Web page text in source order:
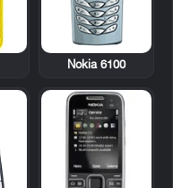
Nokia 6100